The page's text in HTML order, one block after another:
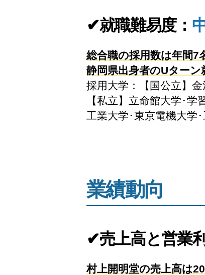
✔就職難易度：
総合職の採用数は年間7
静岡県出身者のUターン
採用大学：【国公立】
【私立】立命館大学･
工業大学･東京電機大学
業績動向
✔売上高と営業
村上開明堂の売上高は